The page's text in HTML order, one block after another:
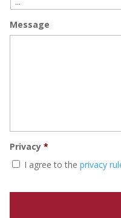
Message
Privacy *
I agree to the privacy